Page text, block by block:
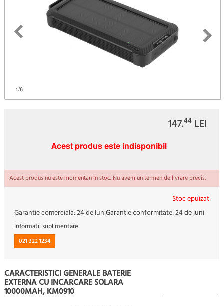
1/6
147.44 LEI
Acest produs este indisponibil
Acest produs nu este momentan în stoc. Nu avem un termen de livrare precis.
Stoc epuizat
Garantie comerciala:24 de luniGarantie conformitate:24 de luni
Informatii suplimentare
021 322 1234
CARACTERISTICI GENERALE BATERIE
EXTERNA CU INCARCARE SOLARA
10000MAH, KM0910